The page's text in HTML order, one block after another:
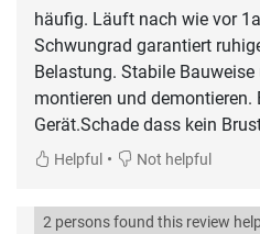
häufig. Läuft nach wie vor
Schwungrad garantiert
Belastung. Stabile
montieren und demontieren.
Gerät.Schade dass kein
Helpful • Not helpful
2 persons found this review